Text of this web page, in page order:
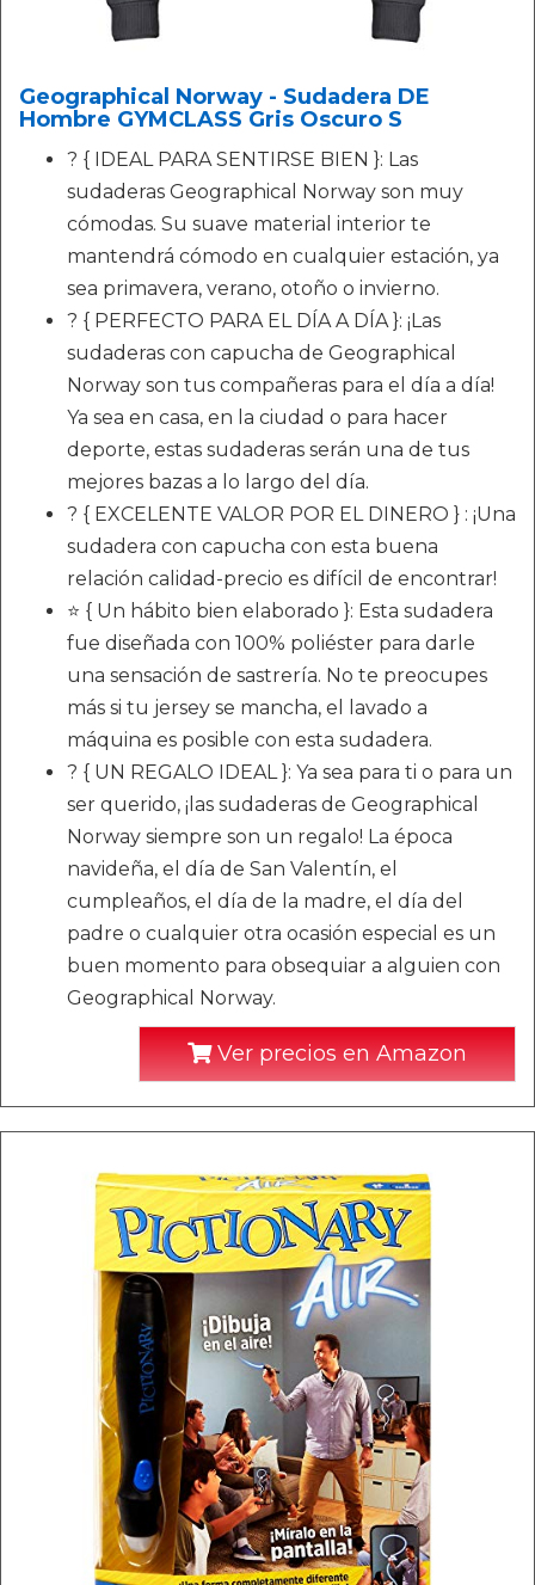
Geographical Norway - Sudadera DE
Hombre GYMCLASS Gris Oscuro S
? { IDEAL PARA SENTIRSE BIEN }: Las
sudaderas Geographical Norway son muy
cómodas. Su suave material interior te
mantendrá cómodo en cualquier estación, ya
sea primavera, verano, otoño o invierno.
? { PERFECTO PARA EL DÍA A DÍA }: ¡Las
sudaderas con capucha de Geographical
Norway son tus compañeras para el día a día!
Ya sea en casa, en la ciudad o para hacer
deporte, estas sudaderas serán una de tus
mejores bazas a lo largo del día.
? { EXCELENTE VALOR POR EL DINERO } : ¡Una
sudadera con capucha con esta buena
relación calidad-precio es difícil de encontrar!
⭐ { Un hábito bien elaborado }: Esta sudadera
fue diseñada con 100% poliéster para darle
una sensación de sastrería. No te preocupes
más si tu jersey se mancha, el lavado a
máquina es posible con esta sudadera.
? { UN REGALO IDEAL }: Ya sea para ti o para un
ser querido, ¡las sudaderas de Geographical
Norway siempre son un regalo! La época
navideña, el día de San Valentín, el
cumpleaños, el día de la madre, el día del
padre o cualquier otra ocasión especial es un
buen momento para obsequiar a alguien con
Geographical Norway.
Ver precios en Amazon